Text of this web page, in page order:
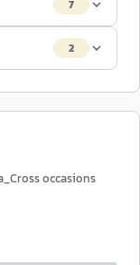
7
2
occasions